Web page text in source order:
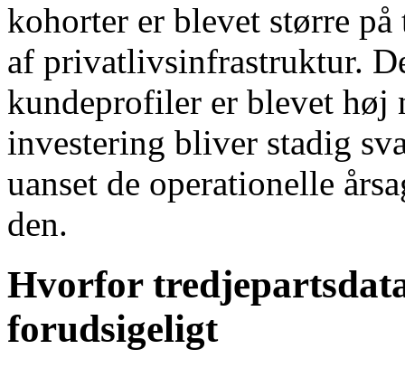
kohorter er blevet større
af privatlivsinfrastruktur.
kundeprofiler er blevet høj
investering bliver stadig
uanset de operationelle
den.
Hvorfor
forudsigeligt